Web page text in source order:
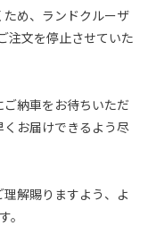
め、ランドクルーザ
注文を停止させていた
納車をお待ちいただ
お届けできるよう尽
解賜りますよう、よ
。